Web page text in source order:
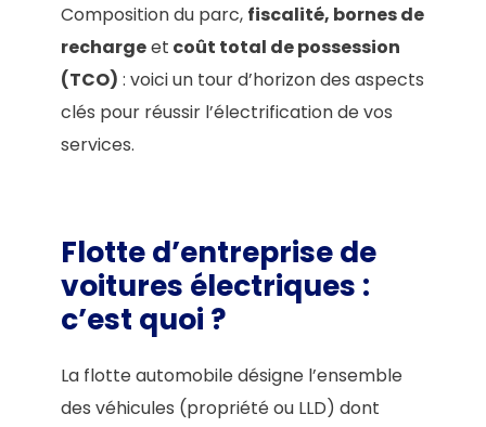
Composition du parc, fiscalité, bornes de
rechargeet coût total de possession
(TCO) : voici un tour d’horizon des aspects
clés pour réussir l’électrification de vos
services.
Flotte d’entreprise de
voitures électriques :
c’est quoi ?
La flotte automobile désigne l’ensemble
des véhicules (propriété ou LLD) dont